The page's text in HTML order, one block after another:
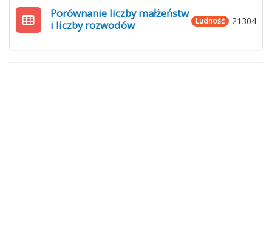
21304
Ludność
Porównanie liczby małżeństw
i liczby rozwodów